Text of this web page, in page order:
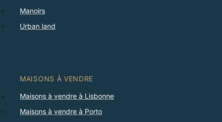
Manoirs
Urban land
MAISONS À VENDRE
Maisons à vendre à Lisbonne
Maisons à vendre à Porto